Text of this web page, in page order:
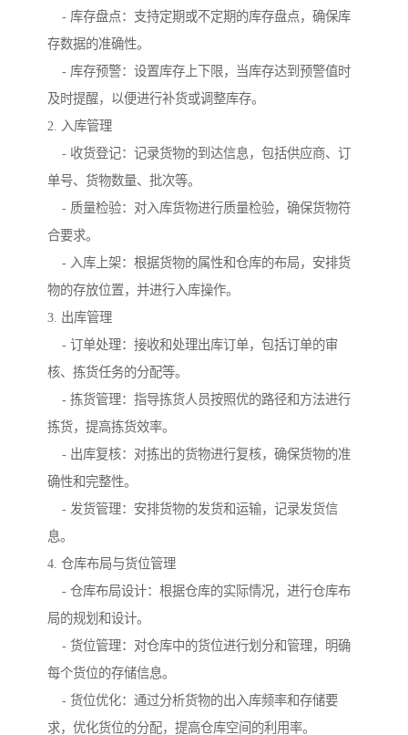
- 库存盘点：支持定期或不定期的库存盘点，确保库
存数据的准确性。
- 库存预警：设置库存上下限，当库存达到预警值时
及时提醒，以便进行补货或调整库存。
2. 入库管理
- 收货登记：记录货物的到达信息，包括供应商、订
单号、货物数量、批次等。
- 质量检验：对入库货物进行质量检验，确保货物符
合要求。
- 入库上架：根据货物的属性和仓库的布局，安排货
物的存放位置，并进行入库操作。
3. 出库管理
- 订单处理：接收和处理出库订单，包括订单的审
核、拣货任务的分配等。
- 拣货管理：指导拣货人员按照优的路径和方法进行
拣货，提高拣货效率。
- 出库复核：对拣出的货物进行复核，确保货物的准
确性和完整性。
- 发货管理：安排货物的发货和运输，记录发货信
息。
4. 仓库布局与货位管理
- 仓库布局设计：根据仓库的实际情况，进行仓库布
局的规划和设计。
- 货位管理：对仓库中的货位进行划分和管理，明确
每个货位的存储信息。
- 货位优化：通过分析货物的出入库频率和存储要
求，优化货位的分配，提高仓库空间的利用率。